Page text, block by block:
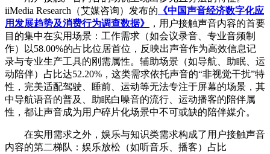
iiMedia Research（艾媒咨询）发布的 《中国声音经济数字化应
用发展趋势及消费行为调查数据》
，用户接触声音内容的首要
目的集中在实用场景：工作需求（如会议录音、专业音频制
作）以58.00%的占比位居首位，反映出声音作为高效信息记
录与专业生产工具的刚需属性。辅助场景（如导航、助眠、运
动陪伴）占比达52.20%，这类需求依托声音的“非视觉干扰”特
性，完美适配驾驶、睡前、运动等无法专注于屏幕的场景，其
中导航语音的普及、助眠白噪音的流行、运动播客的陪伴属
性，都让声音成为用户碎片化场景中不可或缺的陪伴媒介。
在实用需求之外，娱乐与知识类需求构成了用户接触声音
内容的第二梯队：娱乐放松（如听音乐、播客）占比